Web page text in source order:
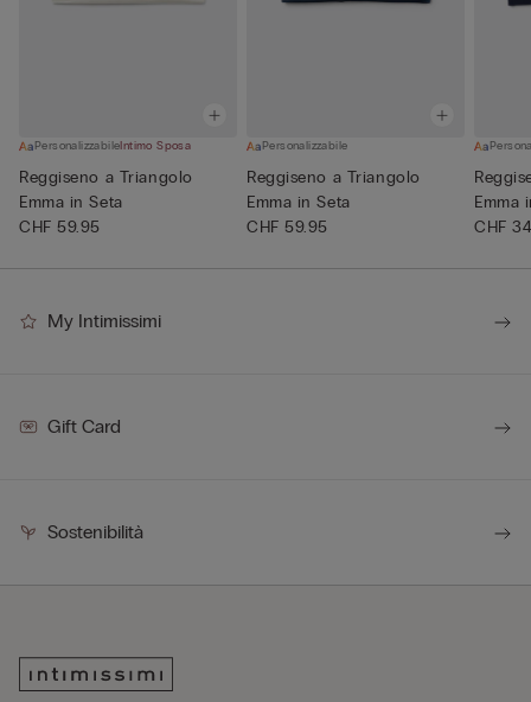
PersonalizzabileIntimo Sposa
Reggiseno a Triangolo
Emma in Seta
CHF 59.95
Personalizzabile
Reggiseno a Triangolo
Emma in Seta
CHF 59.95
Emma
CHF
My Intimissimi
Gift Card
Sostenibilità